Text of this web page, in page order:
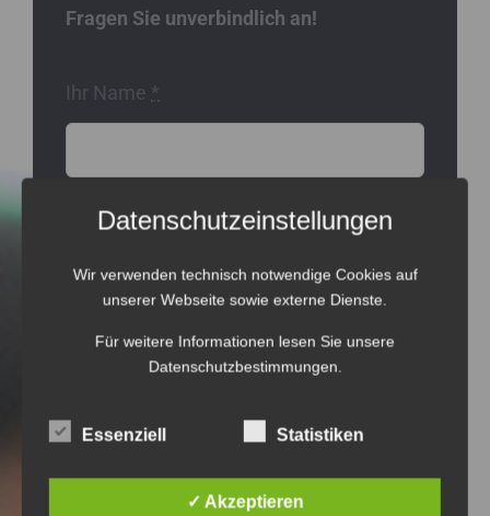
Fragen Sie unverbindlich an!
Ihr Name *
Ihre E-Mail-Adresse*
Ihre Telefonnummer
Datenschutzeinstellungen
Wir verwenden technisch notwendige Cookies auf
unserer Webseite sowie externe Dienste.
Für weitere Informationen lesen Sie unsere
Datenschutzbestimmungen.
Essenziell Statistiken
✓ Akzeptieren